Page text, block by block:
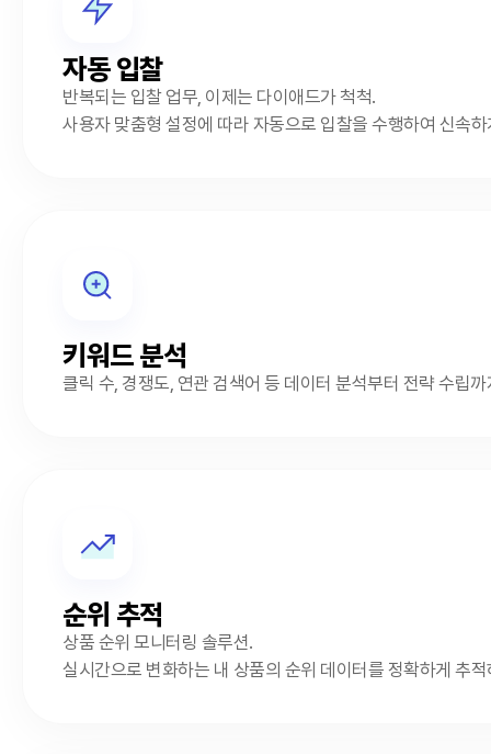
자동 입찰
반복되는 입찰 업무, 이제는 다이애드가 척척.
사용자 맞춤형 설정에 따라 자동으로 입찰을 수행하여 신속
키워드 분석
클릭 수, 경쟁도, 연관 검색어 등 데이터 분석부터 전략 수립
순위 추적
상품 순위 모니터링 솔루션.
실시간으로 변화하는 내 상품의 순위 데이터를 정확하게 추